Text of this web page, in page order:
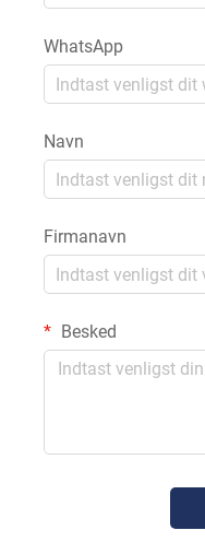
WhatsApp
Navn
Firmanavn
Besked